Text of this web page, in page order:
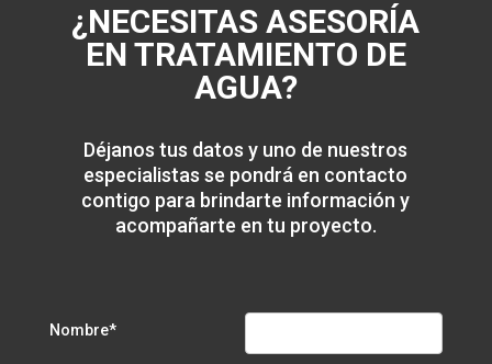
¿NECESITAS ASESORÍA
EN TRATAMIENTO DE
AGUA?
Déjanos tus datos y uno de nuestros
especialistas se pondrá en contacto
contigo para brindarte información y
acompañarte en tu proyecto.
Nombre*